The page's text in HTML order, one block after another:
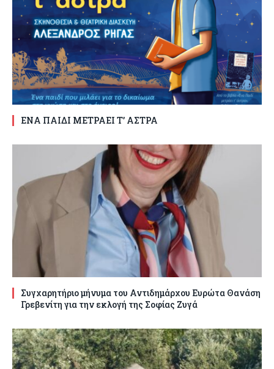
ΕΝΑ ΠΑΙΔΙ ΜΕΤΡΑΕΙ Τ’ ΑΣΤΡΑ
Συγχαρητήριο μήνυμα του Αντιδημάρχου Ευρώτα Θανάση
Γρεβενίτη για την εκλογή της Σοφίας Ζυγά